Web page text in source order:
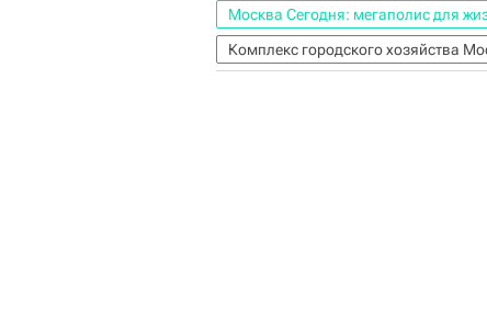
Москва Сегодня: мегаполис для
Комплекс городского хозяйства